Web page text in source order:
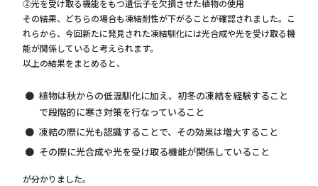
②光を受け取る機能をもつ遺伝子を欠損させた植物の使用
その結果、どちらの場合も凍結耐性が下がることが確認されました。こ
れらから、今回新たに発見された凍結馴化には光合成や光を受け取る機
能が関係していると考えられます。
以上の結果をまとめると、
植物は秋からの低温馴化に加え、初冬の凍結を経験すること
で段階的に寒さ対策を行なっていること
凍結の際に光も認識することで、その効果は増大すること
その際に光合成や光を受け取る機能が関係していること
が分かりました。